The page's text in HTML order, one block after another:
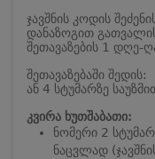
ჯავშნის კოდის
დანაზოგით
შეთავაზების 1 დღე-
შეთავაზებაში
ან 4 სტუმარზე
კვირა ხუთშაბათი:
ნომერი 2
ნაცვლად